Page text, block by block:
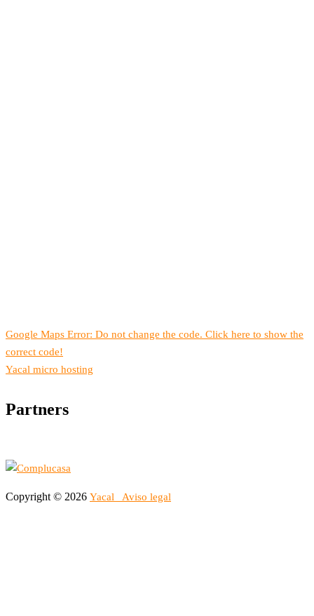
Google Maps Error: Do not change the code. Click here to show the
correct code!
Yacal micro hosting
Partners
Copyright © 2026 Yacal Aviso legal